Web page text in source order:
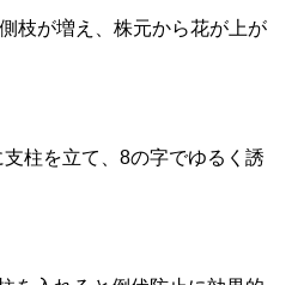
枝が増え、株元から花が上が
柱を立て、8の字でゆるく誘